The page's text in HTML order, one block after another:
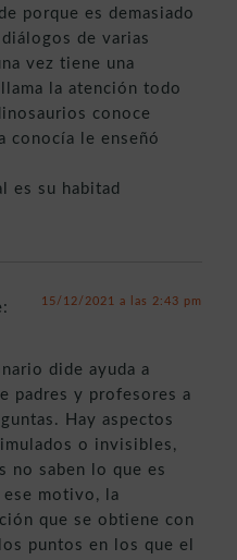
porque es demasiado
de varias
vez tiene una
la atención todo
conoce
conocía le enseñó
es su habitad
15/12/2021 a las 2:43 pm
dide ayuda a
padres y profesores a
Hay aspectos
o invisibles,
no saben lo que es
motivo, la
que se obtiene con
puntos en los que el